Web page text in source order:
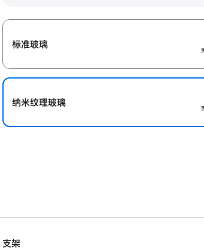
标准玻璃
纳米纹理玻璃
支架